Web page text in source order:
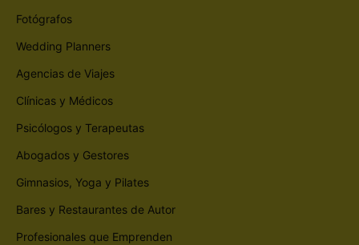
Fotógrafos
Wedding Planners
Agencias de Viajes
Clínicas y Médicos
Psicólogos y Terapeutas
Abogados y Gestores
Gimnasios, Yoga y Pilates
Bares y Restaurantes de Autor
Profesionales que Emprenden